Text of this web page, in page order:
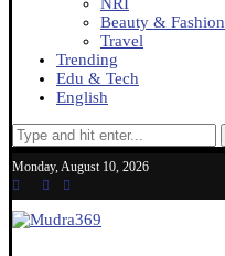
Beauty & Fashion
Travel
Trending
Edu & Tech
English
Monday, August 10, 2026